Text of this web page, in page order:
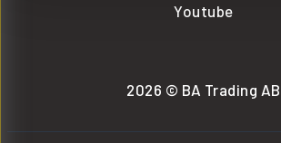
Youtube
2026 © BA Trading AB